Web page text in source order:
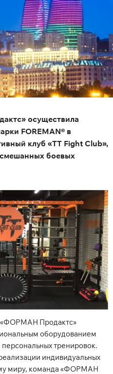
осуществила
FOREMAN® в
клуб «TT Fight Club»,
боевых
«ФОРМАН Продактс»
оборудованием
тренировок.
индивидуальных
миру, команда «ФОРМАН